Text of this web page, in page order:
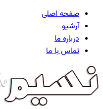
صفحه اصلی
آرشیو
درباره ما
تماس با ما